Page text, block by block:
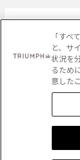
ショ
PAYMENT
「す
と、サ
状況を
るため
意した